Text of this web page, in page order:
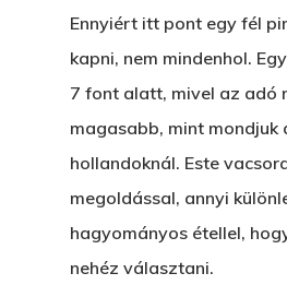
Ennyiért itt pont egy fél
kapni, nem mindenhol.
7 font alatt, mivel az adó
magasabb, mint mondjuk
hollandoknál. Este
megoldással, annyi
hagyományos étellel,
nehéz választani.